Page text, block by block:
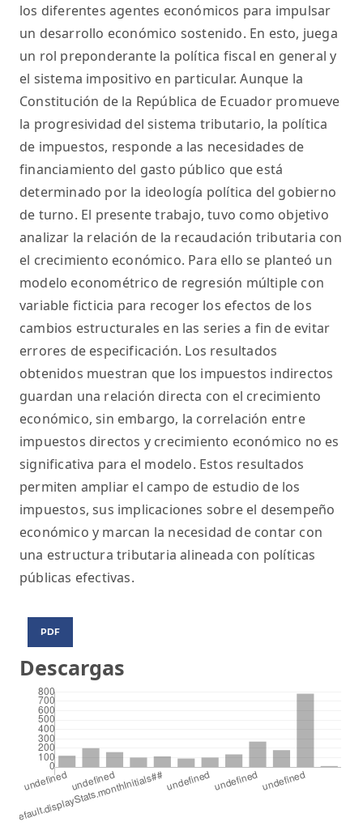
los diferentes agentes económicos para impulsar
un desarrollo económico sostenido. En esto, juega
un rol preponderante la política fiscal en general y
el sistema impositivo en particular. Aunque la
Constitución de la República de Ecuador promueve
la progresividad del sistema tributario, la política
de impuestos, responde a las necesidades de
financiamiento del gasto público que está
determinado por la ideología política del gobierno
de turno. El presente trabajo, tuvo como objetivo
analizar la relación de la recaudación tributaria con
el crecimiento económico. Para ello se planteó un
modelo econométrico de regresión múltiple con
variable ficticia para recoger los efectos de los
cambios estructurales en las series a fin de evitar
errores de especificación. Los resultados
obtenidos muestran que los impuestos indirectos
guardan una relación directa con el crecimiento
económico, sin embargo, la correlación entre
impuestos directos y crecimiento económico no es
significativa para el modelo. Estos resultados
permiten ampliar el campo de estudio de los
impuestos, sus implicaciones sobre el desempeño
económico y marcan la necesidad de contar con
una estructura tributaria alineada con políticas
públicas efectivas.
PDF
Descargas